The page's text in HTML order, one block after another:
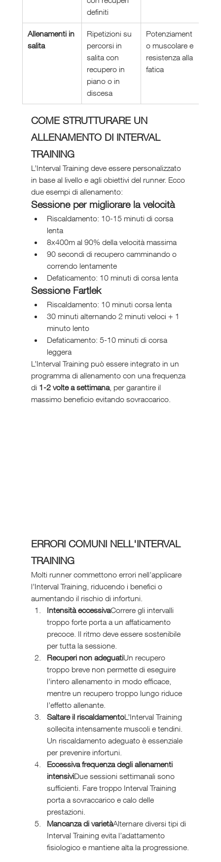
definiti
Allenamenti in
salita
Ripetizioni su
percorsi in
salita con
recupero in
piano o in
discesa
Potenziament
o muscolare e
resistenza alla
fatica
COME STRUTTURARE UN
ALLENAMENTO DI INTERVAL
TRAINING
L’Interval Training deve essere personalizzato
in base al livello e agli obiettivi del runner. Ecco
due esempi di allenamento:
Sessione per migliorare la velocità
Riscaldamento: 10-15 minuti di corsa
lenta
8x400m al 90% della velocità massima
90 secondi di recupero camminando o
correndo lentamente
Defaticamento: 10 minuti di corsa lenta
Sessione Fartlek
Riscaldamento: 10 minuti corsa lenta
30 minuti alternando 2 minuti veloci + 1
minuto lento
Defaticamento: 5-10 minuti di corsa
leggera
L’Interval Training può essere integrato in un
programma di allenamento con una frequenza
di 1-2 volte a settimana, per garantire il
massimo beneficio evitando sovraccarico.
ERRORI COMUNI NELL'INTERVAL
TRAINING
Molti runner commettono errori nell’applicare
l’Interval Training, riducendo i benefici o
aumentando il rischio di infortuni.
Intensità eccessivaCorrere gli intervalli
troppo forte porta a un affaticamento
precoce. Il ritmo deve essere sostenibile
per tutta la sessione.
Recuperi non adeguatiUn recupero
troppo breve non permette di eseguire
l’intero allenamento in modo efficace,
mentre un recupero troppo lungo riduce
l’effetto allenante.
Saltare il riscaldamentoL’Interval Training
sollecita intensamente muscoli e tendini.
Un riscaldamento adeguato è essenziale
per prevenire infortuni.
Eccessiva frequenza degli allenamenti
intensiviDue sessioni settimanali sono
sufficienti. Fare troppo Interval Training
porta a sovraccarico e calo delle
prestazioni.
Mancanza di varietàAlternare diversi tipi di
Interval Training evita l’adattamento
fisiologico e mantiene alta la progressione.